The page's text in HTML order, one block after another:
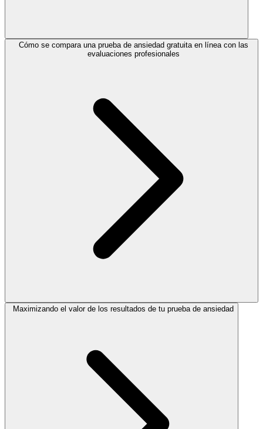
Cómo se compara una prueba de ansiedad gratuita en línea con las
evaluaciones profesionales
Maximizando el valor de los resultados de tu prueba de ansiedad